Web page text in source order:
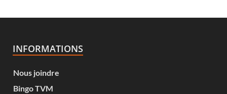
INFORMATIONS
Nous joindre
Bingo TVM